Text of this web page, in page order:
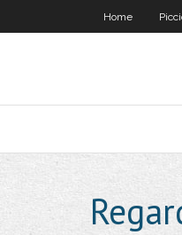
Home